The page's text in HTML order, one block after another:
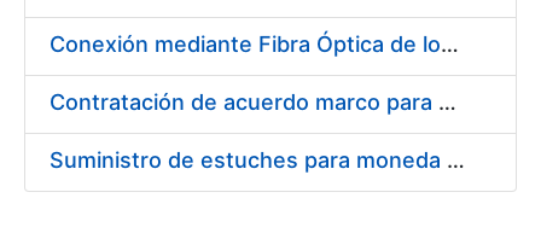
Conexión mediante Fibra Óptica de los Centros de Proceso de Datos (CPDs) de las sedes de la FNMT-RCM de Burgos y Madrid
Contratación de acuerdo marco para el Suministro de Material de Electricidad para la Fábrica Nacional de Moneda y Timbre-Real Casa de la Moneda en su centro de trabajo de Burgos
Suministro de estuches para moneda de 30 €